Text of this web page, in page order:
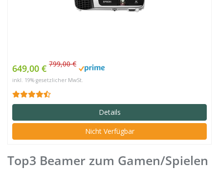
649,00 € 799,00 €
inkl. 19% gesetzlicher MwSt.
Details
Nicht Verfügbar
Top3 Beamer zum Gamen/Spielen